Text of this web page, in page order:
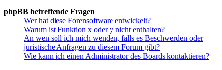
phpBB betreffende Fragen
Wer hat diese Forensoftware entwickelt?
Warum ist Funktion x oder y nicht enthalten?
An wen soll ich mich wenden, falls es Beschwerden oder
juristische Anfragen zu diesem Forum gibt?
Wie kann ich einen Administrator des Boards kontaktieren?